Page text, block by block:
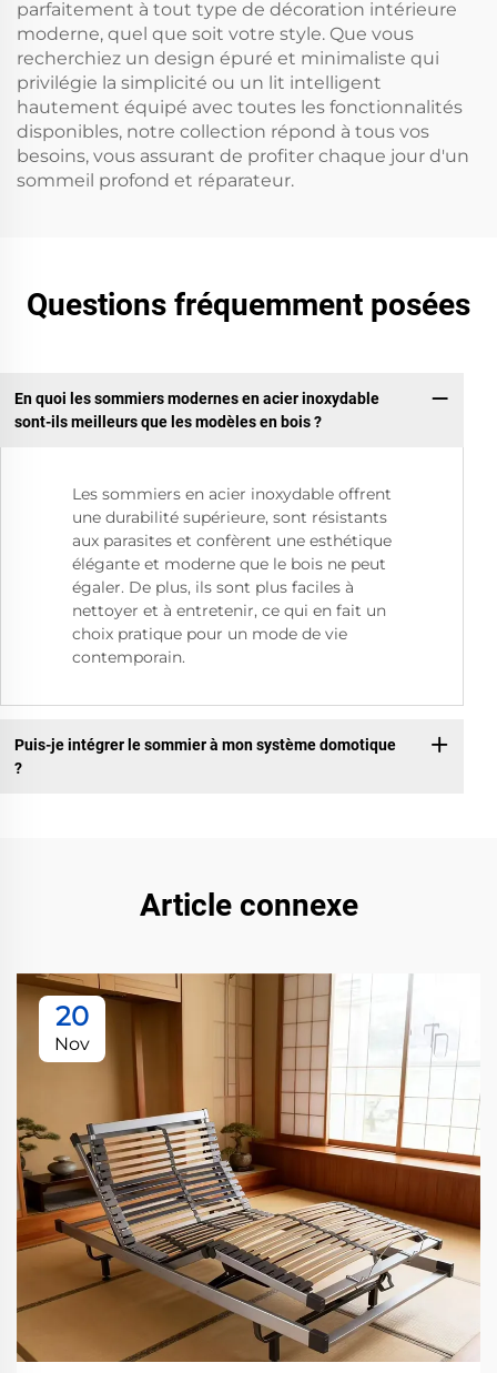
parfaitement à tout type de décoration intérieure
moderne, quel que soit votre style. Que vous
recherchiez un design épuré et minimaliste qui
privilégie la simplicité ou un lit intelligent
hautement équipé avec toutes les fonctionnalités
disponibles, notre collection répond à tous vos
besoins, vous assurant de profiter chaque jour d'un
sommeil profond et réparateur.
Questions fréquemment posées
En quoi les sommiers modernes en acier inoxydable
sont-ils meilleurs que les modèles en bois ?
Les sommiers en acier inoxydable offrent
une durabilité supérieure, sont résistants
aux parasites et confèrent une esthétique
élégante et moderne que le bois ne peut
égaler. De plus, ils sont plus faciles à
nettoyer et à entretenir, ce qui en fait un
choix pratique pour un mode de vie
contemporain.
Puis-je intégrer le sommier à mon système domotique
?
Article connexe
20
Nov